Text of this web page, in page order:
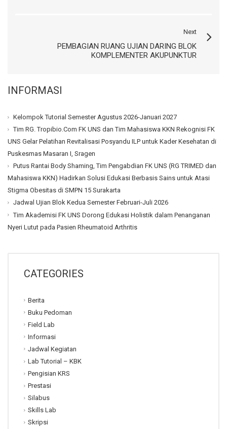
Next
PEMBAGIAN RUANG UJIAN DARING BLOK
KOMPLEMENTER AKUPUNKTUR
INFORMASI
Kelompok Tutorial Semester Agustus 2026-Januari 2027
Tim RG. Tropibio.Com FK UNS dan Tim Mahasiswa KKN Rekognisi FK
UNS Gelar Pelatihan Revitalisasi Posyandu ILP untuk Kader Kesehatan di
Puskesmas Masaran I, Sragen
Putus Rantai Body Shaming, Tim Pengabdian FK UNS (RG TRIMED dan
Mahasiswa KKN) Hadirkan Solusi Edukasi Berbasis Sains untuk Atasi
Stigma Obesitas di SMPN 15 Surakarta
Jadwal Ujian Blok Kedua Semester Februari-Juli 2026
Tim Akademisi FK UNS Dorong Edukasi Holistik dalam Penanganan
Nyeri Lutut pada Pasien Rheumatoid Arthritis
CATEGORIES
Berita
Buku Pedoman
Field Lab
Informasi
Jadwal Kegiatan
Lab Tutorial – KBK
Pengisian KRS
Prestasi
Silabus
Skills Lab
Skripsi